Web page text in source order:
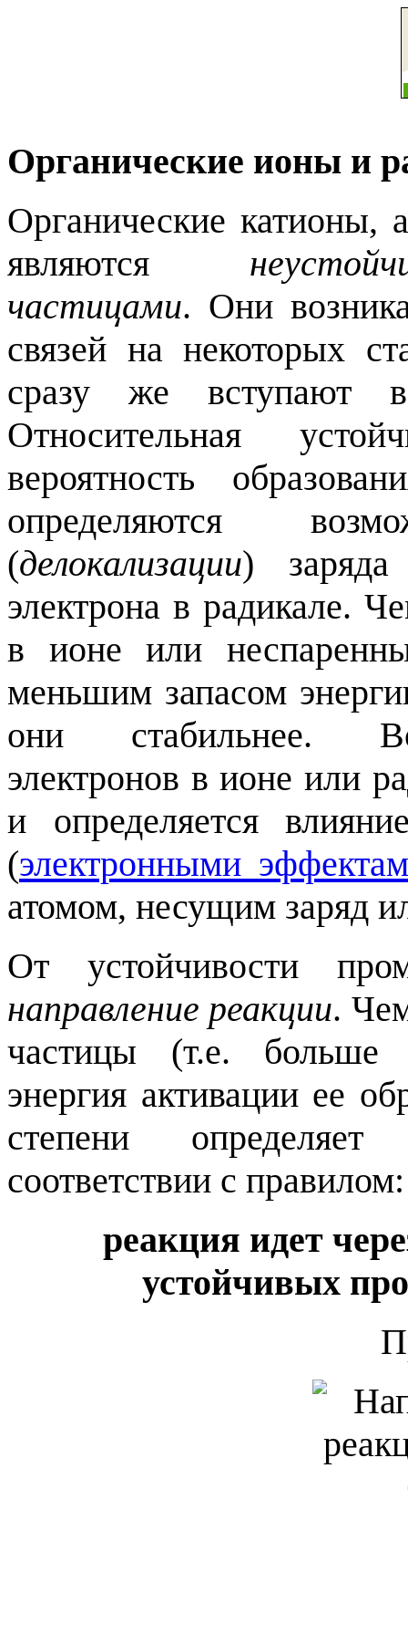
Органические ионы и
Органические катионы,
являются
частицами. Они
связей на некоторых
сразу же вступают
Относительная
вероятность
определяются
(делокализации)
электрона в радикале.
в ионе или
меньшим запасом
они стабильнее.
электронов в ионе или
и определяется
(электронными
атомом, несущим заряд
От устойчивости
направление реакции.
частицы (т.е. больше
энергия активации ее
степени
соответствии с правилом:
реакция идет
устойчивых